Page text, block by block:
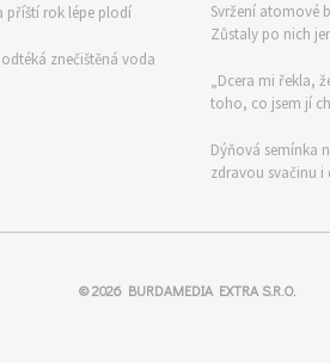
příští rok lépe plodí
znečištěná voda
Svržení atomové
Zůstaly po nich
„Dcera mi řekla,
toho, co jsem jí
Dýňová semínka
zdravou svačinu i
© 2026 BURDAMEDIA EXTRA S.R.O.